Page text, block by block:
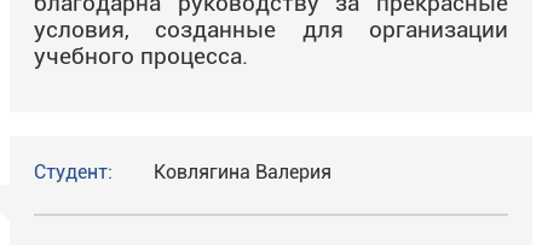
условия, созданные для организации
учебного процесса.
Студент: Ковлягина Валерия